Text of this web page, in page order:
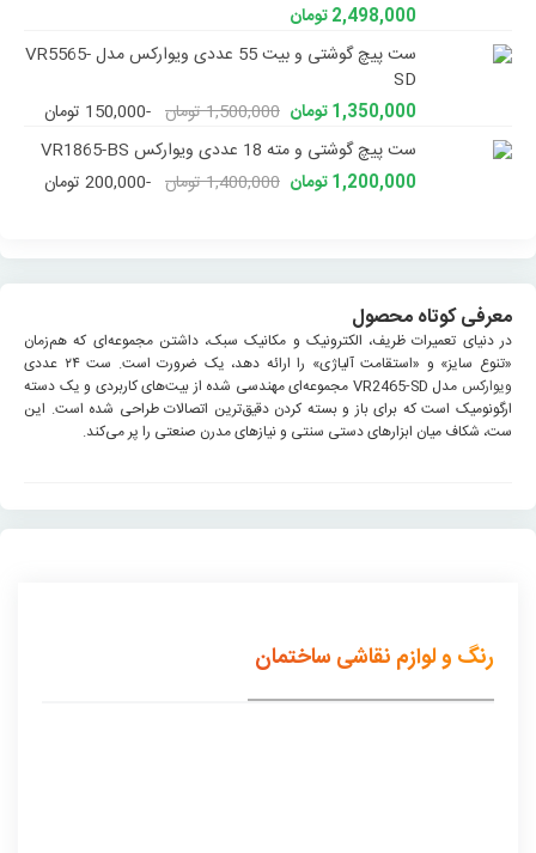
2,498,000 تومان
ست پیچ گوشتی و بیت 55 عددی ویوارکس مدل VR5565-
SD
1,350,000 تومان
1,500,000 تومان
-150,000 تومان
ست پیچ گوشتی و مته 18 عددی ویوارکس VR1865-BS
1,200,000 تومان
1,400,000 تومان -200,000 تومان
معرفی کوتاه محصول
در دنیای تعمیرات ظریف، الکترونیک و مکانیک سبک، داشتن مجموعه‌ای که هم‌زمان
«تنوع سایز» و «استقامت آلیاژی» را ارائه دهد، یک ضرورت است. ست ۲۴ عددی
ویوارکس
مدل VR2465-SD مجموعه‌ای مهندسی شده از بیت‌های کاربردی و یک دسته
ارگونومیک است که برای باز و بسته کردن دقیق‌ترین اتصالات طراحی شده است. این
ست، شکاف میان ابزارهای دستی سنتی و نیازهای مدرن صنعتی را پر می‌کند.
رنگ و لوازم نقاشی ساختمان